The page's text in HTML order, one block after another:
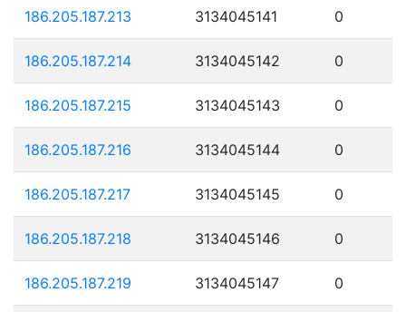
186.205.187.213 3134045141 0
186.205.187.214 3134045142 0
186.205.187.215 3134045143 0
186.205.187.216 3134045144 0
186.205.187.217 3134045145 0
186.205.187.218 3134045146 0
186.205.187.219 3134045147 0